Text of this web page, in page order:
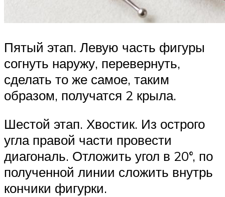
Пятый этап. Левую часть фигуры
согнуть наружу, перевернуть,
сделать то же самое, таким
образом, получатся 2 крыла.
Шестой этап. Хвостик. Из острого
угла правой части провести
диагональ. Отложить угол в 20°, по
полученной линии сложить внутрь
кончики фигурки.